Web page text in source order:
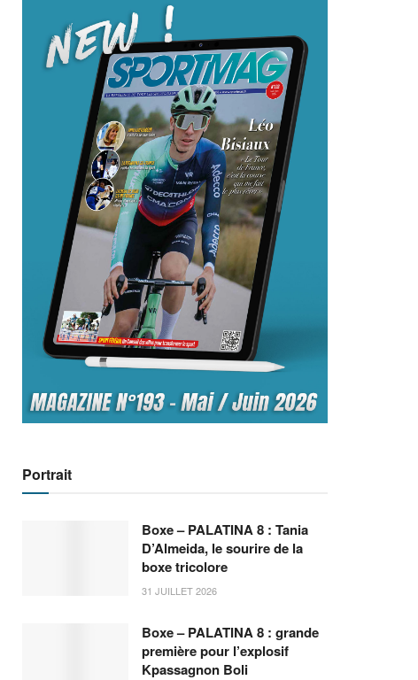
Portrait
Boxe – PALATINA 8 : Tania
D’Almeida, le sourire de la
boxe tricolore
31 JUILLET 2026
Boxe – PALATINA 8 : grande
première pour l’explosif
Kpassagnon Boli